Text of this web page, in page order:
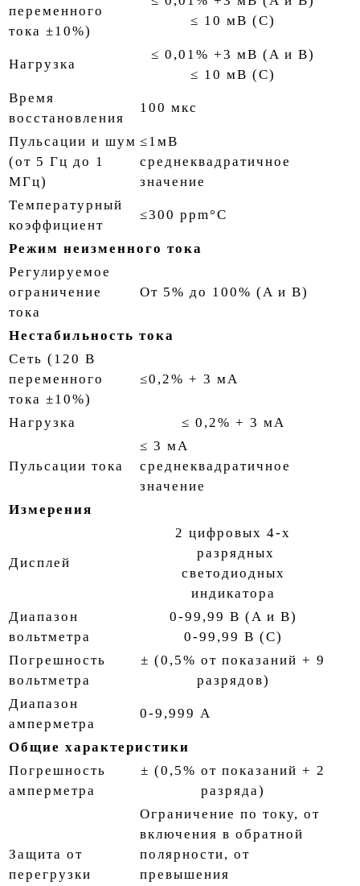
переменного
тока ±10%)
≤ 10 мВ (C)
Нагрузка
≤ 0,01% +3 мВ (A и B)
≤ 10 мВ (C)
Время
восстановления
100 мкс
Пульсации и шум
(от 5 Гц до 1
МГц)
≤1мВ
среднеквадратичное
значение
Температурный
коэффициент
≤300 ppm°C
Режим неизменного тока
Регулируемое
ограничение
тока
От 5% до 100% (A и B)
Нестабильность тока
Сеть (120 В
переменного
тока ±10%)
≤0,2% + 3 мА
Нагрузка ≤ 0,2% + 3 мА
Пульсации тока
≤ 3 мА
среднеквадратичное
значение
Измерения
Дисплей
2 цифровых 4-х
разрядных
светодиодных
индикатора
Диапазон
вольтметра
0-99,99 В (A и B)
0-99,99 В (C)
Погрешность
вольтметра
± (0,5% от показаний + 9
разрядов)
Диапазон
амперметра
0-9,999 А
Общие характеристики
Погрешность
амперметра
± (0,5% от показаний + 2
разряда)
Защита от
перегрузки
Ограничение по току, от
включения в обратной
полярности, от
превышения